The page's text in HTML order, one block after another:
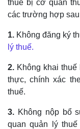
thuế bị cơ quan
các trường hợp
1. Không đăng ký
lý thuế.
2. Không khai
thực, chính xác
thuế.
3. Không nộp bổ
quan quản lý